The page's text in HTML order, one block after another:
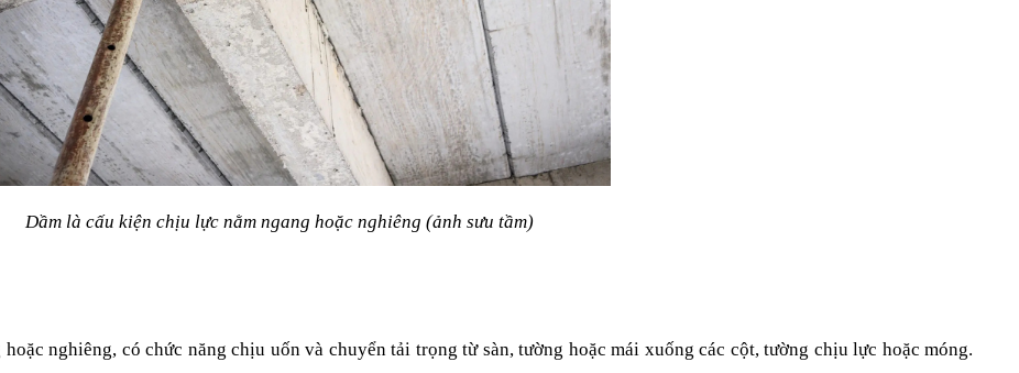
Dầm là cấu kiện chịu lực nằm ngang hoặc nghiêng (ảnh sưu tầm)
nghiêng, có chức năng chịu uốn và chuyển tải trọng từ sàn, tường hoặc mái xuống các cột, tường chịu lực hoặc móng.